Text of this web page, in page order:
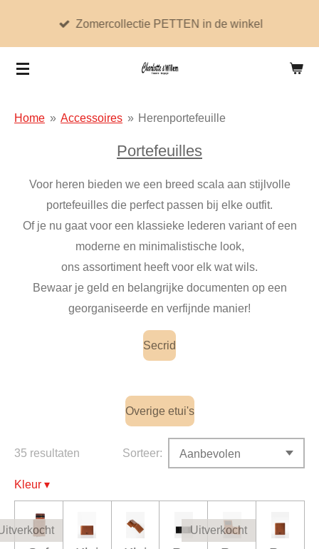
de
Zomercollectie PETTEN in de winkel
Home » Accessoires » Herenportefeuille
Portefeuilles
Voor heren bieden we een breed scala aan stijlvolle
portefeuilles die perfect passen bij elke outfit.
Of je nu gaat voor een klassieke lederen variant of een
moderne en minimalistische look,
ons assortiment heeft voor elk wat wils.
Bewaar je geld en belangrijke documenten op een
georganiseerde en verfijnde manier!
Secrid
Overige etui's
35 resultaten Sorteer:
Kleur ▾
Uitverkocht